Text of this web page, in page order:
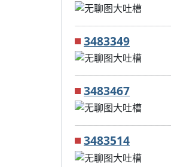
3483349
3483467
3483514